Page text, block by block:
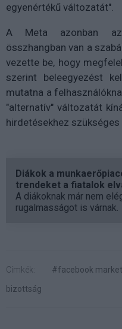
egyenértékű változatát".
A Meta azonban
összhangban van a
vezette be, hogy
szerint beleegyezést
mutatna a
"alternatív" változatát
hirdetésekhez
Diákok a
trendeket a fiatalok
A diákoknak már nem
rugalmasságot is várnak.
Címkék: #facebook
bizottság